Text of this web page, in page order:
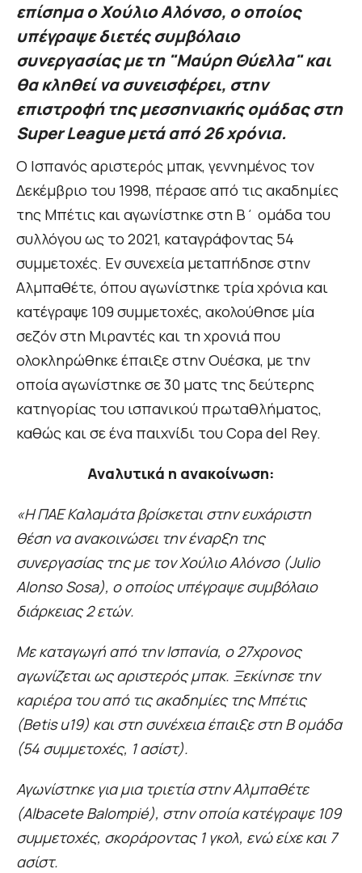
επίσημα ο Χούλιο Αλόνσο, ο οποίος
υπέγραψε διετές συμβόλαιο
συνεργασίας με τη "Μαύρη Θύελλα" και
θα κληθεί να συνεισφέρει, στην
επιστροφή της μεσσηνιακής ομάδας στη
Super League μετά από 26 χρόνια.
Ο Ισπανός αριστερός μπακ, γεννημένος τον
Δεκέμβριο του 1998, πέρασε από τις ακαδημίες
της Μπέτις και αγωνίστηκε στη Β΄ ομάδα του
συλλόγου ως το 2021, καταγράφοντας 54
συμμετοχές. Εν συνεχεία μεταπήδησε στην
Αλμπαθέτε, όπου αγωνίστηκε τρία χρόνια και
κατέγραψε 109 συμμετοχές, ακολούθησε μία
σεζόν στη Μιραντές και τη χρονιά που
ολοκληρώθηκε έπαιξε στην Ουέσκα, με την
οποία αγωνίστηκε σε 30 ματς της δεύτερης
κατηγορίας του ισπανικού πρωταθλήματος,
καθώς και σε ένα παιχνίδι του Copa del Rey.
Αναλυτικά η ανακοίνωση:
«Η ΠΑΕ Καλαμάτα βρίσκεται στην ευχάριστη
θέση να ανακοινώσει την έναρξη της
συνεργασίας της με τον Χούλιο Αλόνσο (Julio
Alonso Sosa), ο οποίος υπέγραψε συμβόλαιο
διάρκειας 2 ετών.
Με καταγωγή από την Ισπανία, ο 27χρονος
αγωνίζεται ως αριστερός μπακ. Ξεκίνησε την
καριέρα του από τις ακαδημίες της Μπέτις
(Betis u19) και στη συνέχεια έπαιξε στη Β ομάδα
(54 συμμετοχές, 1 ασίστ).
Αγωνίστηκε για μια τριετία στην Αλμπαθέτε
(Albacete Balompié), στην οποία κατέγραψε 109
συμμετοχές, σκοράροντας 1 γκολ, ενώ είχε και 7
ασίστ.